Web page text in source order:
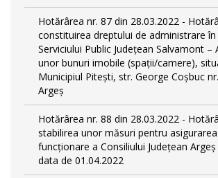
Hotărârea nr. 87 din 28.03.2022 -
constituirea dreptului de administrare
Serviciului Public Județean Salvamont –
unor bunuri imobile (spații/camere),
Municipiul Pitești, str. George Coșbuc
Argeș
Hotărârea nr. 88 din 28.03.2022 -
stabilirea unor măsuri pentru
funcționare a Consiliului Județean
data de 01.04.2022